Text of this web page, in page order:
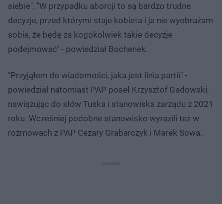
siebie". "W przypadku aborcji to są bardzo trudne
decyzje, przed którymi staje kobieta i ja nie wyobrażam
sobie, że będę za kogokolwiek takie decyzje
podejmować" - powiedział Bochenek.
"Przyjąłem do wiadomości, jaka jest linia partii" -
powiedział natomiast PAP poseł Krzysztof Gadowski,
nawiązując do słów Tuska i stanowiska zarządu z 2021
roku. Wcześniej podobne stanowisko wyrazili też w
rozmowach z PAP Cezary Grabarczyk i Marek Sowa.